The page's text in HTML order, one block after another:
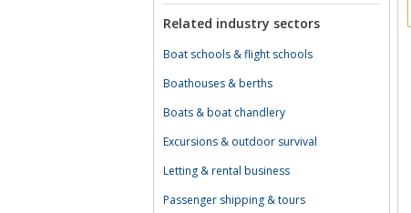
Related industry sectors
Boat schools & flight schools
Boathouses & berths
Boats & boat chandlery
Excursions & outdoor survival
Letting & rental business
Passenger shipping & tours